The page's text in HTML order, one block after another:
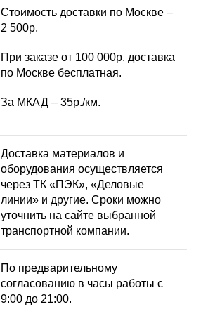
Стоимость доставки по Москве –
2 500р.
При заказе от 100 000р. доставка
по Москве бесплатная.
За МКАД – 35р./км.
Доставка материалов и
оборудования осуществляется
через ТК «ПЭК», «Деловые
линии» и другие. Сроки можно
уточнить на сайте выбранной
транспортной компании.
По предварительному
согласованию в часы работы с
9:00 до 21:00.